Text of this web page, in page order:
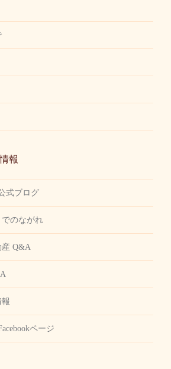
報
式ブログ
でのながれ
産 Q&A
ページ